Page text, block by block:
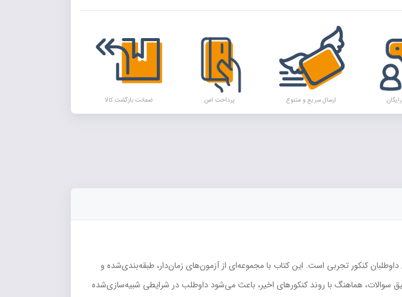
ارسال سریع و متنوع پرداخت امن ضمانت بازگشت کالا
کنکور تجربی است. این کتاب با مجموعه‌ای از آزمون‌های زمان‌دار، طبقه‌بندی‌شده و
سوالات، هماهنگ با روند کنکورهای اخیر، باعث می‌شود داوطلب در شرایطی شبیه‌سازی‌شده